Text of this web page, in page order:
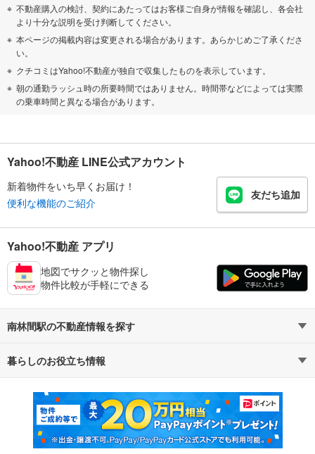
不動産購入の検討、契約にあたってはお客様ご自身が情報を確認し、各会社
より十分な説明を受け判断してください。
本ページの掲載内容は変更される場合があります。あらかじめご了承くださ
い。
クチコミはYahoo!不動産が独自で収集したものを表示しています。
朝の通勤ラッシュ時の所要時間ではありません。時間帯などによっては実際
の乗車時間と異なる場合があります。
Yahoo!不動産 LINE公式アカウント
新着物件をいち早くお届け！
便利な機能のご紹介
友だち追加
Yahoo!不動産 アプリ
地図でサクッと物件探し
物件比較が手軽にできる
南林間駅の不動産情報を探す
不動産・住宅
新築マンション 中古マンション
新築一戸建て 中古一戸建て
暮らしのお役立ち情報
マンションカタログ 教えて！住まいの先生